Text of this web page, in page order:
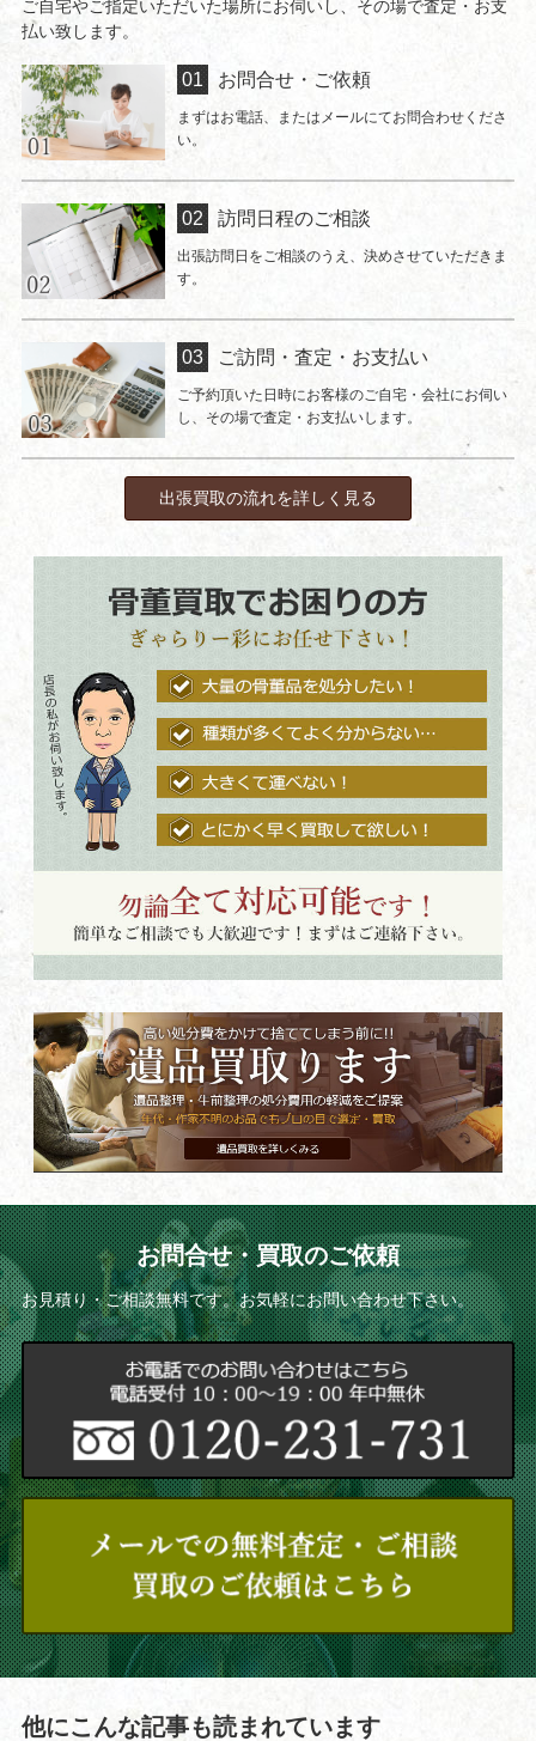
ご自宅やご指定いただいた場所にお伺いし、その場で査定・お支
払い致します。
お問合せ・ご依頼
まずはお電話、またはメールにてお問合わせくださ
い。
訪問日程のご相談
出張訪問日をご相談のうえ、決めさせていただきま
す。
ご訪問・査定・お支払い
ご予約頂いた日時にお客様のご自宅・会社にお伺い
し、その場で査定・お支払いします。
出張買取の流れを詳しく見る
お問合せ・買取のご依頼
お見積り・ご相談無料です。お気軽にお問い合わせ下さい。
他にこんな記事も読まれています